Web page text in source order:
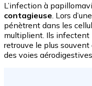
L’infection à
contagieuse. Lors
pénètrent dans les
multiplient. Ils infectent
retrouve le plus
des voies